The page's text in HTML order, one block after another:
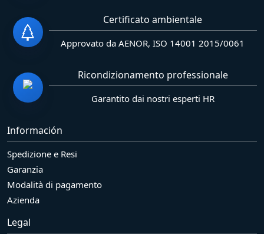
Certificato ambientale
Approvato da AENOR, ISO 14001 2015/0061
Ricondizionamento professionale
Garantito dai nostri esperti HR
Información
Spedizione e Resi
Garanzia
Modalità di pagamento
Azienda
Legal